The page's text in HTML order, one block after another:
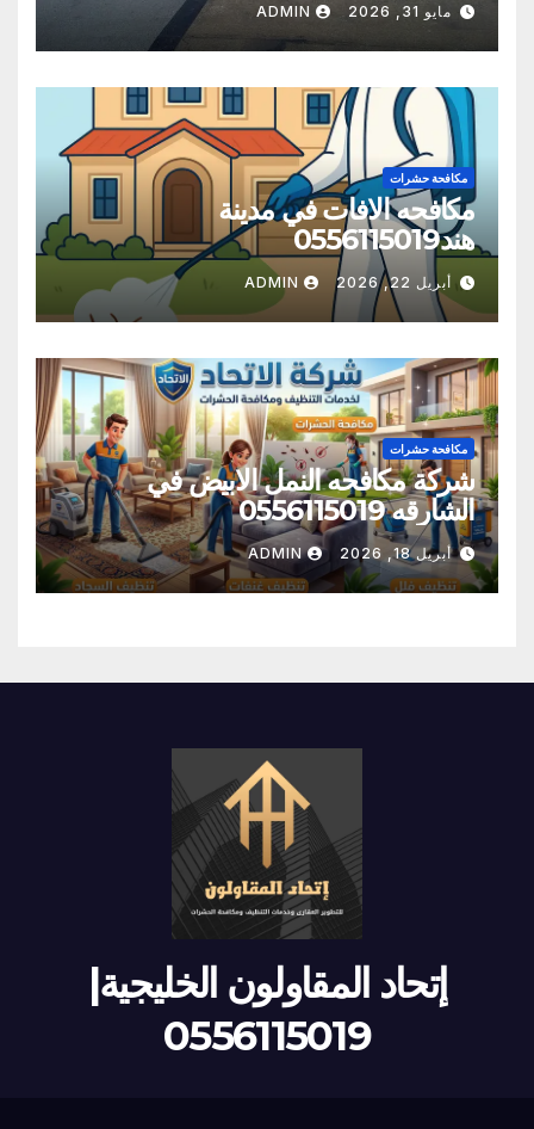
مايو 31, 2026 ADMIN
مكافحة حشرات
مكافحه الافات في مدينة
هند0556115019
أبريل 22, 2026 ADMIN
مكافحة حشرات
شركة مكافحه النمل الابيض في
الشارقه 0556115019
أبريل 18, 2026 ADMIN
إتحاد المقاولون الخليجية|
0556115019